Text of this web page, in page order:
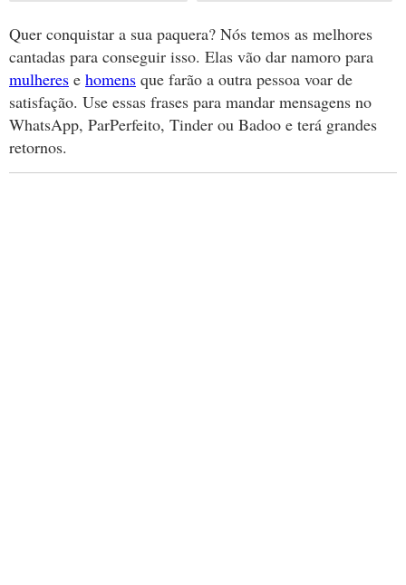
Quer conquistar a sua paquera? Nós temos as melhores
cantadas para conseguir isso. Elas vão dar namoro para
mulheres e homens que farão a outra pessoa voar de
satisfação. Use essas frases para mandar mensagens no
WhatsApp, ParPerfeito, Tinder ou Badoo e terá grandes
retornos.